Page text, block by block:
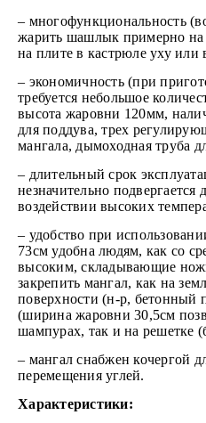
– многофункциональность
жарить шашлык примерно на
на плите в кастрюле уху или
– экономичность (при
требуется небольшое
высота жаровни 120мм,
для поддува, трех
мангала, дымоходная труба
– длительный срок
незначительно
воздействии высоких
– удобство при
73см удобна людям, как со
высоким, складывающие
закрепить мангал, как на
поверхности (н-р, бетонный
(ширина жаровни 30,5см
шампурах, так и на решетке
– мангал снабжен кочергой
перемещения углей.
Характеристики: